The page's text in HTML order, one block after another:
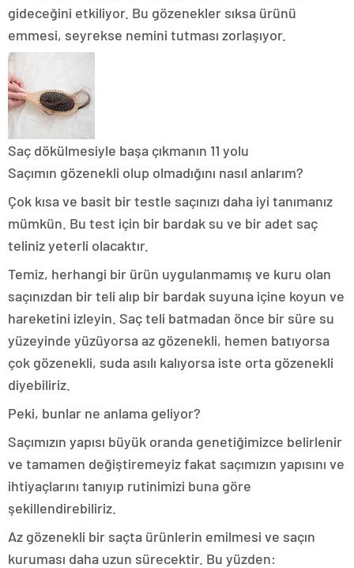
gideceğini etkiliyor. Bu gözenekler sıksa ürünü
emmesi, seyrekse nemini tutması zorlaşıyor.
Saç dökülmesiyle başa çıkmanın 11 yolu
Saçımın gözenekli olup olmadığını nasıl anlarım?
Çok kısa ve basit bir testle saçınızı daha iyi tanımanız
mümkün. Bu test için bir bardak su ve bir adet saç
teliniz yeterli olacaktır.
Temiz, herhangi bir ürün uygulanmamış ve kuru olan
saçınızdan bir teli alıp bir bardak suyuna içine koyun ve
hareketini izleyin. Saç teli batmadan önce bir süre su
yüzeyinde yüzüyorsa az gözenekli, hemen batıyorsa
çok gözenekli, suda asılı kalıyorsa iste orta gözenekli
diyebiliriz.
Peki, bunlar ne anlama geliyor?
Saçımızın yapısı büyük oranda genetiğimizce belirlenir
ve tamamen değiştiremeyiz fakat saçımızın yapısını ve
ihtiyaçlarını tanıyıp rutinimizi buna göre
şekillendirebiliriz.
Az gözenekli bir saçta ürünlerin emilmesi ve saçın
kuruması daha uzun sürecektir. Bu yüzden: